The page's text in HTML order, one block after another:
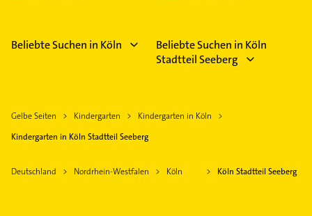
Beliebte Suchen in Köln
Beliebte Suchen in Köln
Stadtteil Seeberg
Gelbe Seiten Kindergarten
Kindergarten in Köln
Kindergarten in Köln Stadtteil Seeberg
Deutschland Nordrhein-Westfalen Köln Köln Stadtteil Seeberg